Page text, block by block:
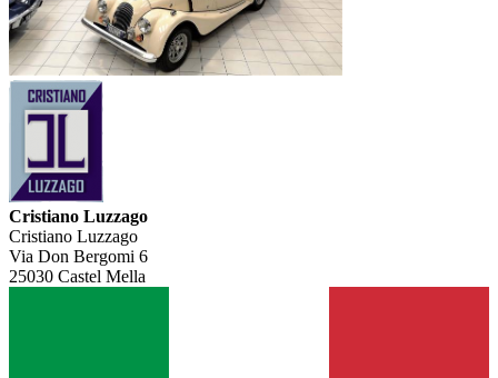
Cristiano Luzzago
Cristiano Luzzago
Via Don Bergomi 6
25030 Castel Mella